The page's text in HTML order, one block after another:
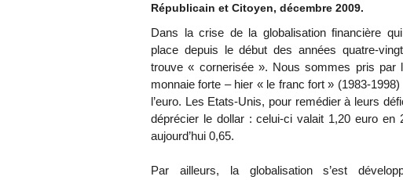
Républicain et Citoyen, décembre 2009.
Dans la crise de la globalisation financière
place depuis le début des années quatre-
trouve « cornerisée ». Nous sommes pris par
monnaie forte – hier « le franc fort » (1983-
l’euro. Les Etats-Unis, pour remédier à leurs
déprécier le dollar : celui-ci valait 1,20 euro en
aujourd’hui 0,65.
Par ailleurs, la globalisation s’est